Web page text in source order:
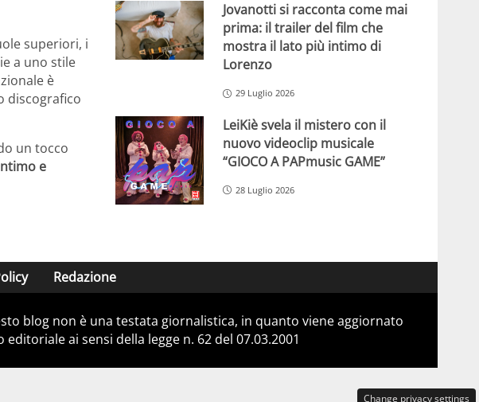
superiori, i
a uno stile
è
discografico
un tocco
e
Jovanotti si racconta come mai
prima: il trailer del film che
mostra il lato più intimo di
Lorenzo
29 Luglio 2026
LeiKiè svela il mistero con il
nuovo videoclip musicale
“GIOCO A PAPmusic GAME”
28 Luglio 2026
Redazione
blog non è una testata giornalistica, in quanto viene aggiornato
ai sensi della legge n. 62 del 07.03.2001
Change privacy settings